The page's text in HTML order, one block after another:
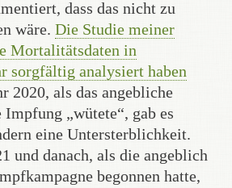
dass das nicht zu
wäre. Die Studie meiner
Mortalitätsdaten in
sorgfältig analysiert haben
2020, als das angebliche
„wütete“, gab es
eine Untersterblichkeit.
und danach, als die angeblich
begonnen hatte,